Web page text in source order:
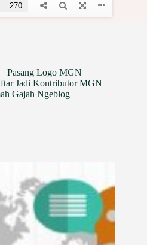
Pasang Logo MGN
Jadi Kontributor MGN
Gajah Ngeblog